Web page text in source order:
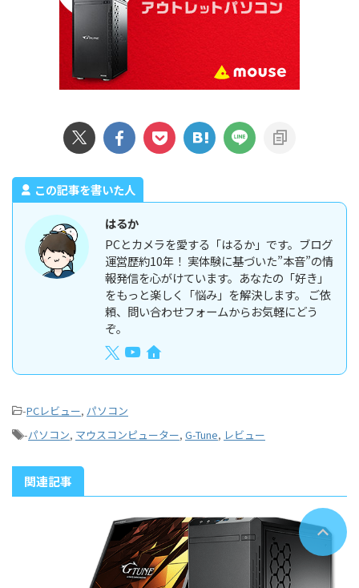
この記事を書いた人
はるか
PCとカメラを愛する「はるか」です。ブログ
運営歴約10年！ 実体験に基づいた”本音”の情
報発信を心がけています。あなたの「好き」
をもっと楽しく「悩み」を解決します。 ご依
頼、問い合わせフォームからお気軽にどう
ぞ。
-PCレビュー, パソコン
-パソコン, マウスコンピューター, G-Tune, レビュー
関連記事